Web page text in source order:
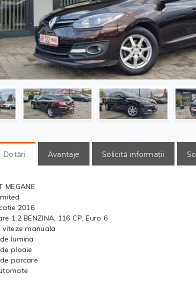
Dotări Avantaje Solicită informații
MEGANE
2016
1.2 BENZINA, 116 CP, Euro 6
viteze manuala
lumina
ploaie
parcare